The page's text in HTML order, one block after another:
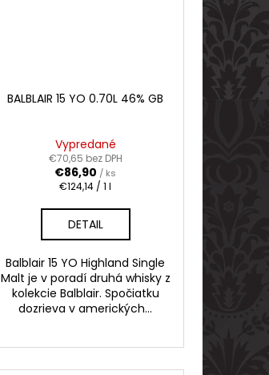
BALBLAIR 15 YO 0.70L 46% GB
Vypredané
€70,65 bez DPH
€86,90 / ks
Jednotková
€124,14 / 1 l
DETAIL
Balblair 15 YO Highland Single
Malt je v poradí druhá whisky z
kolekcie Balblair. Spočiatku
dozrieva v amerických...